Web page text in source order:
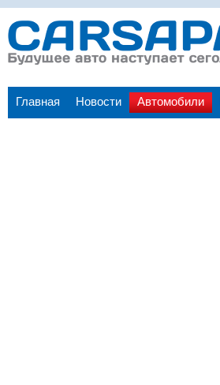
Главная Новости Автомобили